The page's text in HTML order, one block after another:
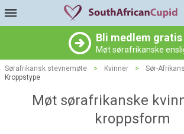
Bli medlem gratis
Møt sørafrikanske
Sørafrikansk stevnemøte > Kvinner > Sør-
Kroppstype
Møt sørafrikanske
kroppsform